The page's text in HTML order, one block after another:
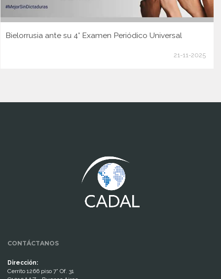
Bielorrusia ante su 4° Examen Periódico Universal
21-11-2025
CONTÁCTANOS
Dirección:
Cerrito 1266 piso 7° Of. 31